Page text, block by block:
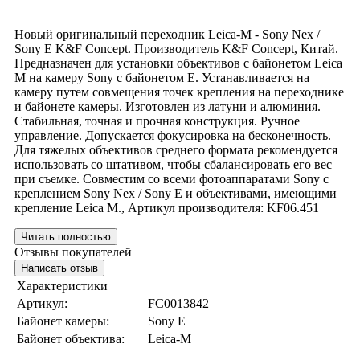
Новый оригинальный переходник Leica-M - Sony Nex /
Sony E K&F Concept. Производитель K&F Concept, Китай.
Предназначен для установки объективов с байонетом Leica
M на камеру Sony с байонетом E. Устанавливается на
камеру путем совмещения точек крепления на переходнике
и байонете камеры. Изготовлен из латуни и алюминия.
Стабильная, точная и прочная конструкция. Ручное
управление. Допускается фокусировка на бесконечность.
Для тяжелых объективов среднего формата рекомендуется
использовать со штативом, чтобы сбалансировать его вес
при съемке. Совместим со всеми фотоаппаратами Sony c
креплением Sony Nex / Sony E и объективами, имеющими
крепление Leica M., Артикул производителя: KF06.451
Читать полностью
Отзывы покупателей
Написать отзыв
Характеристики
Артикул:
FC0013842
Байонет камеры:
Sony E
Байонет объектива:
Leica-M